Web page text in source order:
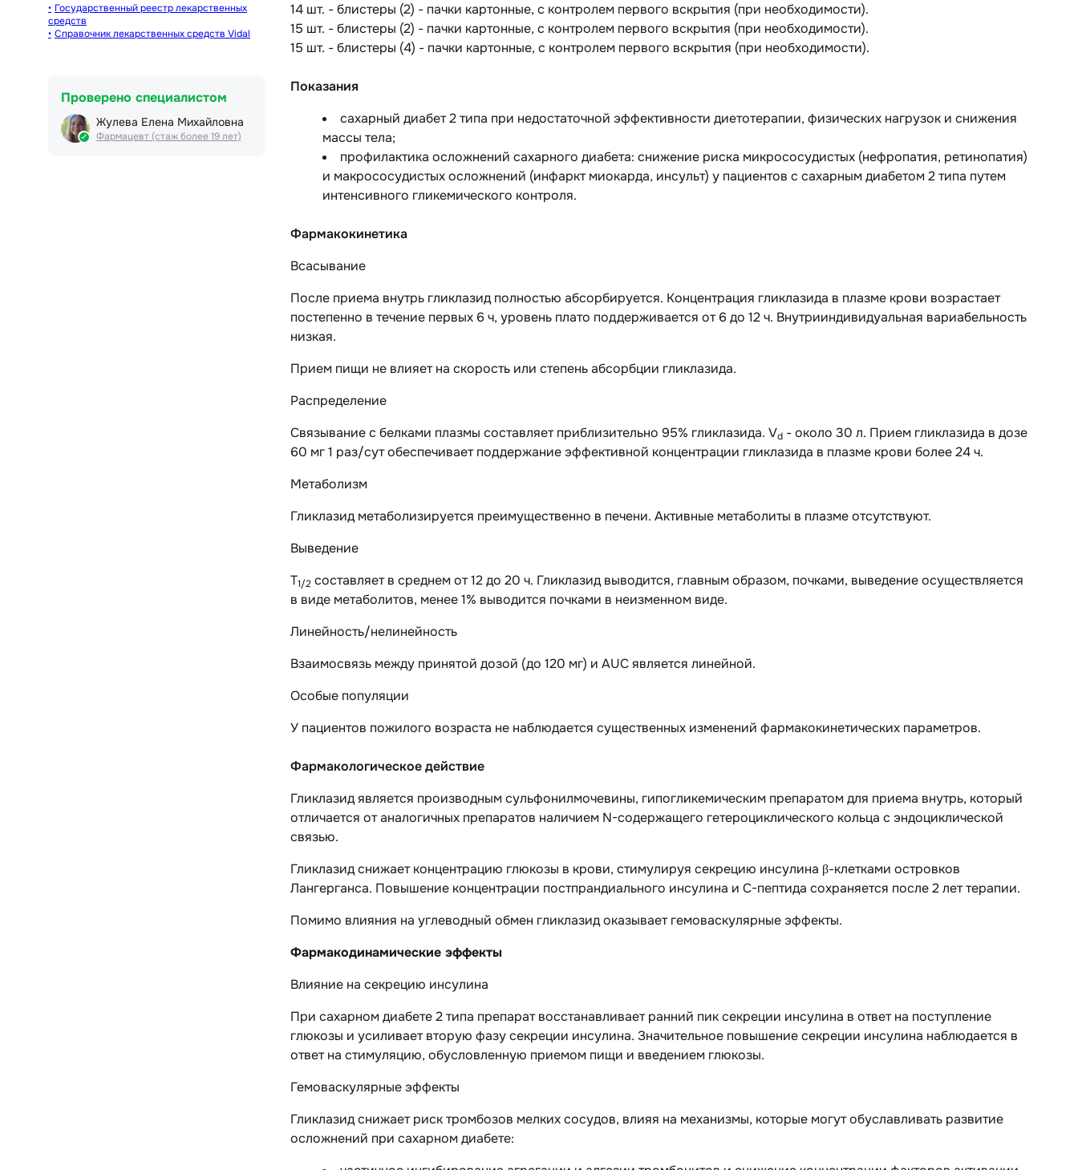
Государственный реестр лекарственных
средств
Справочник лекарственных средств Vidal
Проверено специалистом
Жулева Елена Михайловна
Фармацевт (стаж более 19 лет)
14 шт. - блистеры (2) - пачки картонные, с контролем первого вскрытия (при необходимости).
15 шт. - блистеры (2) - пачки картонные, с контролем первого вскрытия (при необходимости).
15 шт. - блистеры (4) - пачки картонные, с контролем первого вскрытия (при необходимости).
Показания
сахарный диабет 2 типа при недостаточной эффективности диетотерапии, физических нагрузок и снижения
массы тела;
профилактика осложнений сахарного диабета: снижение риска микрососудистых (нефропатия, ретинопатия)
и макрососудистых осложнений (инфаркт миокарда, инсульт) у пациентов с сахарным диабетом 2 типа путем
интенсивного гликемического контроля.
Фармакокинетика
Всасывание
После приема внутрь гликлазид полностью абсорбируется. Концентрация гликлазида в плазме крови возрастает
постепенно в течение первых 6 ч, уровень плато поддерживается от 6 до 12 ч. Внутрииндивидуальная вариабельность
низкая.
Прием пищи не влияет на скорость или степень абсорбции гликлазида.
Распределение
Связывание с белками плазмы составляет приблизительно 95% гликлазида. Vd - около 30 л. Прием гликлазида в дозе
60 мг 1 раз/сут обеспечивает поддержание эффективной концентрации гликлазида в плазме крови более 24 ч.
Метаболизм
Гликлазид метаболизируется преимущественно в печени. Активные метаболиты в плазме отсутствуют.
Выведение
T1/2 составляет в среднем от 12 до 20 ч. Гликлазид выводится, главным образом, почками, выведение осуществляется
в виде метаболитов, менее 1% выводится почками в неизменном виде.
Линейность/нелинейность
Взаимосвязь между принятой дозой (до 120 мг) и AUC является линейной.
Особые популяции
У пациентов пожилого возраста не наблюдается существенных изменений фармакокинетических параметров.
Фармакологическое действие
Гликлазид является производным сульфонилмочевины, гипогликемическим препаратом для приема внутрь, который
отличается от аналогичных препаратов наличием N-содержащего гетероциклического кольца с эндоциклической
связью.
Гликлазид снижает концентрацию глюкозы в крови, стимулируя секрецию инсулина β-клетками островков
Лангерганса. Повышение концентрации постпрандиального инсулина и С-пептида сохраняется после 2 лет терапии.
Помимо влияния на углеводный обмен гликлазид оказывает гемоваскулярные эффекты.
Фармакодинамические эффекты
Влияние на секрецию инсулина
При сахарном диабете 2 типа препарат восстанавливает ранний пик секреции инсулина в ответ на поступление
глюкозы и усиливает вторую фазу секреции инсулина. Значительное повышение секреции инсулина наблюдается в
ответ на стимуляцию, обусловленную приемом пищи и введением глюкозы.
Гемоваскулярные эффекты
Гликлазид снижает риск тромбозов мелких сосудов, влияя на механизмы, которые могут обуславливать развитие
осложнений при сахарном диабете: